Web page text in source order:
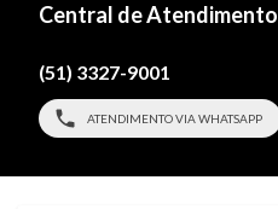
Central de Atendimento
(51) 3327-9001
ATENDIMENTO VIA WHATSAPP